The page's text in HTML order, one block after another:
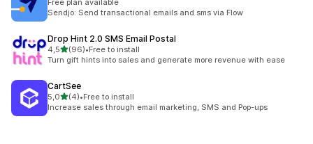
Free plan available
Sendjo: Send transactional emails and sms via Flow
Drop Hint 2.0 SMS Email Postal
4,5/ 5 tähteä
(96)
96 arvostelua yhteensä
•Free to install
Turn gift hints into sales and generate more revenue with ease
CartSee
5,0/ 5 tähteä
(4)
4 arvostelua yhteensä
•Free to install
Increase sales through email marketing, SMS and Pop-ups